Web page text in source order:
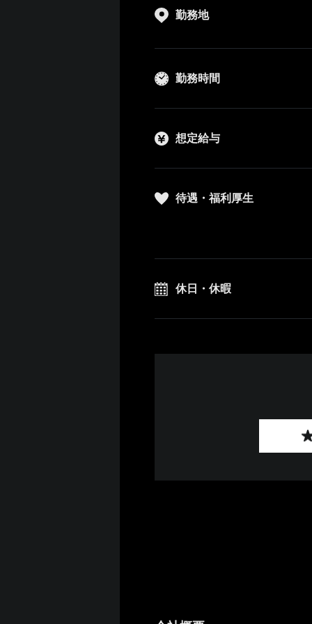
勤務地
勤務時間
想定給与
待遇・福利厚生
休日・休暇